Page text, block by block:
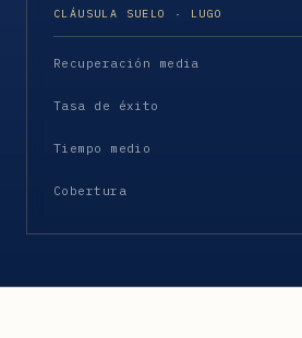
CLÁUSULA SUELO · LUGO
Recuperación media
Tasa de éxito
Tiempo medio
Cobertura